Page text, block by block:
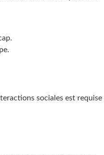
sociales est requise